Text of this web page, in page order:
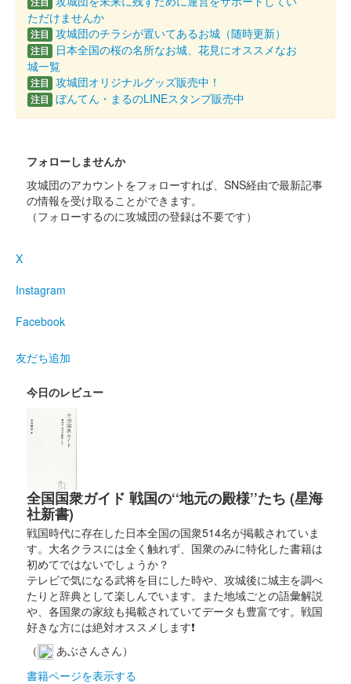
大草城 御城印 令和七年梅観季 佐布里池梅まつり記念
愛知県産ヒノキ製
販売終了
愛知県産ヒノキ「あいち認証材」を使用した御城印
大草城 御城印
愛知県産ヒノキを使用した木の御城印。2025年の干支である巳
知県産ヒノキは「あいち認証材」で、愛知県産材認証機構が認証
大草城 御城印
販売終了
家紋は金色にて印刷されており、 2025年の干支である巳（蛇）
が中央にデザインされている。
大草城 御城印 あいち歴史観光デジタルスタンプラリ
ー特別御城印
販売終了
大草城 御城印 あいち歴史観光デジタルスタンプラリ
ー愛知県産ヒノキ特別御城印
販売終了
ただけませんか
注目 攻城団のチラシが置いてあるお城（随時更新）
注目
日本全国の桜の名所なお城、花見にオススメなお
城一覧
注目 攻城団オリジナルグッズ販売中！
注目 ぼんてん・まるのLINEスタンプ販売中
フォローしませんか
攻城団のアカウントをフォローすれば、SNS経由で最新記事
の情報を受け取ることができます。
（フォローするのに攻城団の登録は不要です）
X
Instagram
Facebook
友だち追加
今日のレビュー
全国国衆ガイド 戦国の‘‘地元の殿様’’たち (星海
社新書)
戦国時代に存在した日本全国の国衆514名が掲載されていま
す。大名クラスには全く触れず、国衆のみに特化した書籍は
初めてではないでしょうか？
テレビで気になる武将を目にした時や、攻城後に城主を調べ
たりと辞典として楽しんでいます。また地域ごとの語彙解説
や、各国衆の家紋も掲載されていてデータも豊富です。戦国
好きな方には絶対オススメします❗
（
あぶさんさん）
書籍ページを表示する